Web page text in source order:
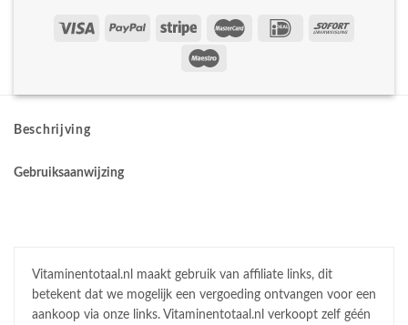
Beschrijving
Gebruiksaanwijzing
Vitaminentotaal.nl maakt gebruik van affiliate links, dit
betekent dat we mogelijk een vergoeding ontvangen voor een
aankoop via onze links. Vitaminentotaal.nl verkoopt zelf géén